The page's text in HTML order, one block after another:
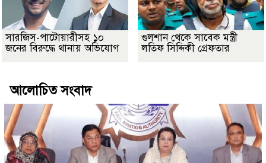
সারজিস-পাটোয়ারীসহ ১০
জনের বিরুদ্ধে থানায় অভিযোগ
গুলশান থেকে সাবেক মন্ত্রী
লতিফ সিদ্দিকী গ্রেফতার
আলোচিত সংবাদ